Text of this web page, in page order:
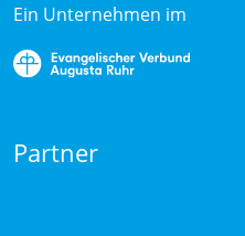
Ein Unternehmen im
Partner